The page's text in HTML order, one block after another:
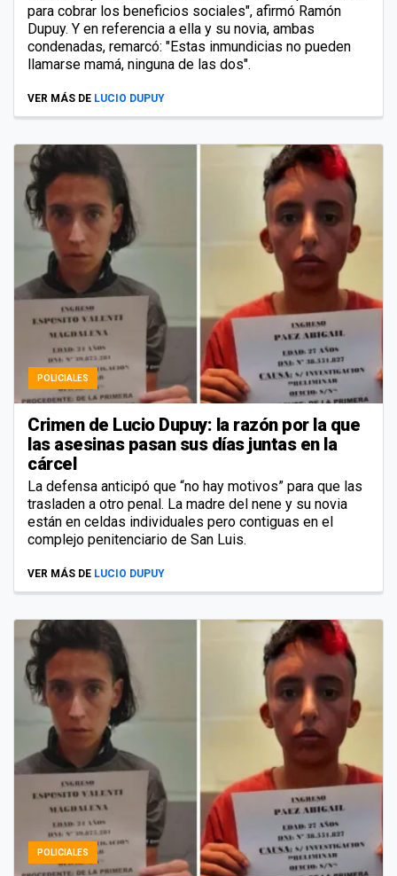
para cobrar los beneficios sociales", afirmó Ramón
Dupuy. Y en referencia a ella y su novia, ambas
condenadas, remarcó: "Estas inmundicias no pueden
llamarse mamá, ninguna de las dos".
VER MÁS DE LUCIO DUPUY
POLICIALES
Crimen de Lucio Dupuy: la razón por la que
las asesinas pasan sus días juntas en la
cárcel
La defensa anticipó que “no hay motivos” para que las
trasladen a otro penal. La madre del nene y su novia
están en celdas individuales pero contiguas en el
complejo penitenciario de San Luis.
VER MÁS DE LUCIO DUPUY
POLICIALES